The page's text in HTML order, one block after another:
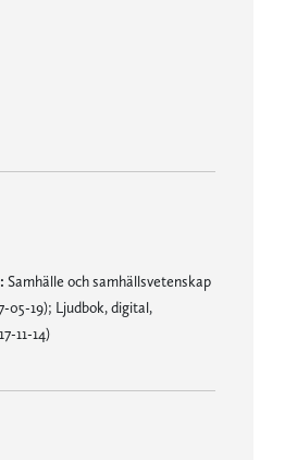
Samhälle och samhällsvetenskap
05-19); Ljudbok, digital,
11-14)